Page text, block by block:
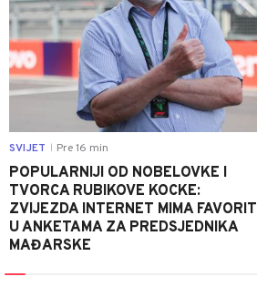
SVIJET Pre 16 min
POPULARNIJI OD NOBELOVKE I
TVORCA RUBIKOVE KOCKE:
ZVIJEZDA INTERNET MIMA FAVORIT
U ANKETAMA ZA PREDSJEDNIKA
MAĐARSKE